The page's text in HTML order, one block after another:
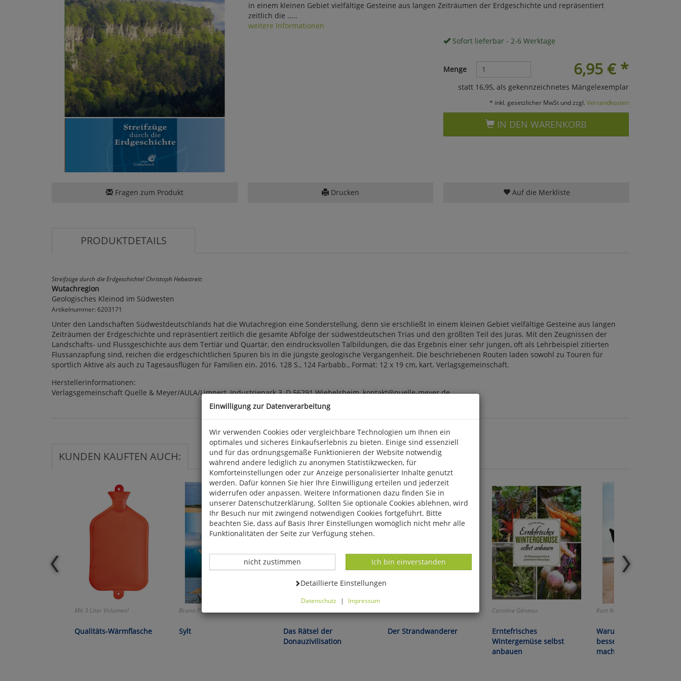
in einem kleinen Gebiet vielfältige Gesteine aus langen Zeiträumen der Erdgeschichte und repräsentiert
zeitlich die .....
weitere Informationen
Sofort lieferbar - 2-6 Werktage
6,95 €*
Menge
statt 16,95, als gekennzeichnetes Mängelexemplar
* inkl. gesetzlicher MwSt und zzgl. Versandkosten
IN DEN WARENKORB
Fragen zum Produkt Drucken Auf die Merkliste
PRODUKTDETAILS
Streifzüge durch die Erdgeschichte! Christoph Hebestreit:
Wutachregion
Geologisches Kleinod im Südwesten
Artikelnummer: 6203171
Unter den Landschaften Südwestdeutschlands hat die Wutachregion eine Sonderstellung, denn sie erschließt in einem kleinen Gebiet vielfältige Gesteine aus langen
Zeiträumen der Erdgeschichte und repräsentiert zeitlich die gesamte Abfolge der südwestdeutschen Trias und den größten Teil des Juras. Mit den Zeugnissen der
Landschafts- und Flussgeschichte aus dem Tertiär und Quartär, den eindrucksvollen Talbildungen, die das Ergebnis einer sehr jungen, oft als Lehrbeispiel zitierten
Flussanzapfung sind, reichen die erdgeschichtlichen Spuren bis in die jüngste geologische Vergangenheit. Die beschriebenen Routen laden sowohl zu Touren für
sportlich Aktive als auch zu Tagesausflügen für Familien ein. 2016. 128 S., 124 Farbabb., Format: 12 x 19 cm, kart. Verlagsgemeinschaft.
Herstellerinformationen:
Verlagsgemeinschaft Quelle & Meyer/AULA/Limpert, Industriepark 3, D 56291 Wiebelsheim, kontakt@quelle-meyer.de
KUNDEN KAUFTEN AUCH:
Mit 3 Liter Volumen!
Qualitäts-Wärmflasche
Bruno P. Kremer:
Sylt
Das Rätsel der
Donauzivilisation
Der Strandwanderer
Caroline Géneau:
Erntefrisches
Wintergemüse selbst
anbauen
Kurt Kotrschal:
Warum Hunde uns zu
besseren Menschen
machen
Einwilligung zur Datenverarbeitung
Wir verwenden Cookies oder vergleichbare Technologien um Ihnen ein
optimales und sicheres Einkaufserlebnis zu bieten. Einige sind essenziell
und für das ordnungsgemäße Funktionieren der Website notwendig
während andere lediglich zu anonymen Statistikzwecken, für
Komforteinstellungen oder zur Anzeige personalisierter Inhalte genutzt
werden. Dafür können Sie hier Ihre Einwilligung erteilen und jederzeit
widerrufen oder anpassen. Weitere Informationen dazu finden Sie in
unserer Datenschutzerklärung. Sollten Sie optionale Cookies ablehnen, wird
Ihr Besuch nur mit zwingend notwendigen Cookies fortgeführt. Bitte
beachten Sie, dass auf Basis Ihrer Einstellungen womöglich nicht mehr alle
Funktionalitäten der Seite zur Verfügung stehen.
Datenverarbeitung -
Ich bin einverstanden
Datenverarbeitung -
nicht zustimmen
Datenverarbeitung -
Detaillierte Einstellungen
Datenschutz | Impressum
Cookies ablehnen, wird Ihr Besuch nur mit zwingend notwendigen Cookies
fortgeführt. Bitte beachten Sie, dass auf Basis Ihrer Einstellungen womöglich
nicht mehr alle Funktionalitäten der Seite zur Verfügung stehen.